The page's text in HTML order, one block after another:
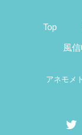
Top
風
アネモメ